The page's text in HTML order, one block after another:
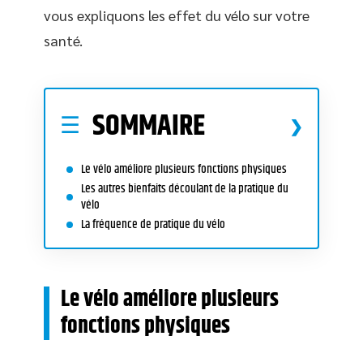
vous expliquons les effet du vélo sur votre
santé.
SOMMAIRE
Le vélo améliore plusieurs fonctions physiques
Les autres bienfaits découlant de la pratique du
vélo
La fréquence de pratique du vélo
Le vélo améliore plusieurs
fonctions physiques